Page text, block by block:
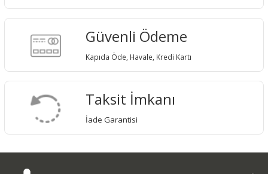
Güvenli Ödeme
Kapıda Öde, Havale, Kredi Kartı
Taksit İmkanı
İade Garantisi